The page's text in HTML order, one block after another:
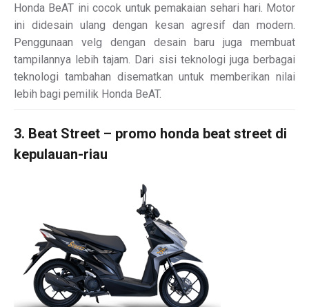
Honda BeAT ini cocok untuk pemakaian sehari hari. Motor
ini didesain ulang dengan kesan agresif dan modern.
Penggunaan velg dengan desain baru juga membuat
tampilannya lebih tajam. Dari sisi teknologi juga berbagai
teknologi tambahan disematkan untuk memberikan nilai
lebih bagi pemilik Honda BeAT.
3. Beat Street – promo honda beat street di
kepulauan-riau